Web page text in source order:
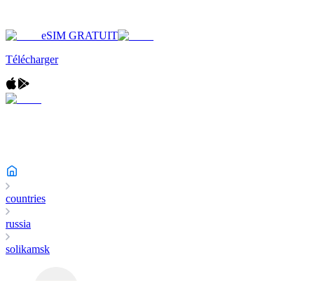
eSIM GRATUIT
Télécharger
countries
russia
solikamsk